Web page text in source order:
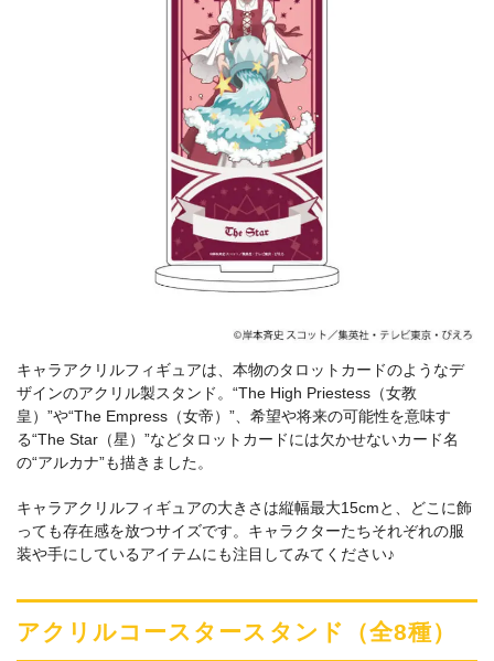
キャラアクリルフィギュアは、本物のタロットカードのようなデ
ザインのアクリル製スタンド。“The High Priestess（女教
皇）”や“The Empress（女帝）”、希望や将来の可能性を意味す
る“The Star（星）”などタロットカードには欠かせないカード名
の“アルカナ”も描きました。
キャラアクリルフィギュアの大きさは縦幅最大15cmと、どこに飾
っても存在感を放つサイズです。キャラクターたちそれぞれの服
装や手にしているアイテムにも注目してみてください♪
アクリルコースタースタンド（全8種）